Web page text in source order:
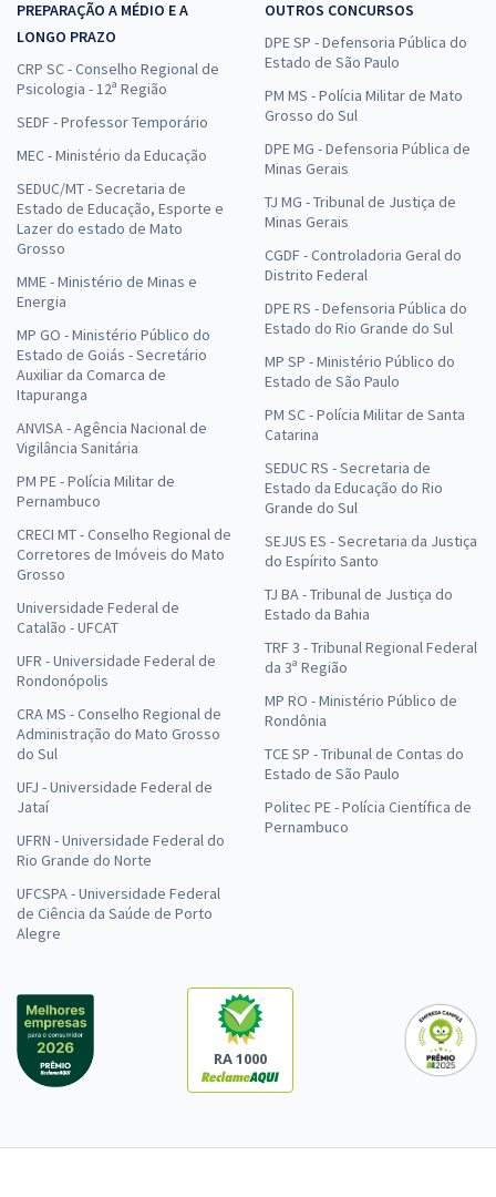
PREPARAÇÃO A MÉDIO E A
LONGO PRAZO
CRP SC - Conselho Regional de
Psicologia - 12ª Região
SEDF - Professor Temporário
MEC - Ministério da Educação
SEDUC/MT - Secretaria de
Estado de Educação, Esporte e
Lazer do estado de Mato
Grosso
MME - Ministério de Minas e
Energia
MP GO - Ministério Público do
Estado de Goiás - Secretário
Auxiliar da Comarca de
Itapuranga
ANVISA - Agência Nacional de
Vigilância Sanitária
PM PE - Polícia Militar de
Pernambuco
CRECI MT - Conselho Regional de
Corretores de Imóveis do Mato
Grosso
Universidade Federal de
Catalão - UFCAT
UFR - Universidade Federal de
Rondonópolis
CRA MS - Conselho Regional de
Administração do Mato Grosso
do Sul
UFJ - Universidade Federal de
Jataí
UFRN - Universidade Federal do
Rio Grande do Norte
UFCSPA - Universidade Federal
de Ciência da Saúde de Porto
Alegre
OUTROS CONCURSOS
DPE SP - Defensoria Pública do
Estado de São Paulo
PM MS - Polícia Militar de Mato
Grosso do Sul
DPE MG - Defensoria Pública de
Minas Gerais
TJ MG - Tribunal de Justiça de
Minas Gerais
CGDF - Controladoria Geral do
Distrito Federal
DPE RS - Defensoria Pública do
Estado do Rio Grande do Sul
MP SP - Ministério Público do
Estado de São Paulo
PM SC - Polícia Militar de Santa
Catarina
SEDUC RS - Secretaria de
Estado da Educação do Rio
Grande do Sul
SEJUS ES - Secretaria da Justiça
do Espírito Santo
TJ BA - Tribunal de Justiça do
Estado da Bahia
TRF 3 - Tribunal Regional Federal
da 3ª Região
MP RO - Ministério Público de
Rondônia
TCE SP - Tribunal de Contas do
Estado de São Paulo
Politec PE - Polícia Científica de
Pernambuco
RA 1000